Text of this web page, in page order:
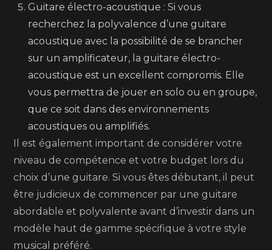
Guitare électro-acoustique : Si vous
recherchez la polyvalence d’une guitare
acoustique avec la possibilité de se brancher
sur un amplificateur, la guitare électro-
acoustique est un excellent compromis. Elle
vous permettra de jouer en solo ou en groupe,
que ce soit dans des environnements
acoustiques ou amplifiés.
Il est également important de considérer votre
niveau de compétence et votre budget lors du
choix d’une guitare. Si vous êtes débutant, il peut
être judicieux de commencer par une guitare
abordable et polyvalente avant d’investir dans un
modèle haut de gamme spécifique à votre style
musical préféré.